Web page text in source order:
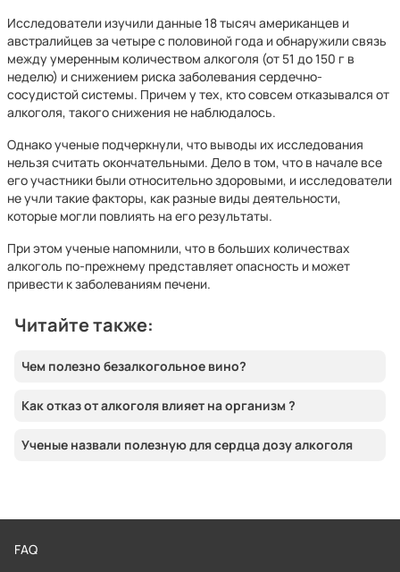
Исследователи изучили данные 18 тысяч американцев и
австралийцев за четыре с половиной года и обнаружили связь
между умеренным количеством алкоголя (от 51 до 150 г в
неделю) и снижением риска заболевания сердечно-
сосудистой системы. Причем у тех, кто совсем отказывался от
алкоголя, такого снижения не наблюдалось.
Однако ученые подчеркнули, что выводы их исследования
нельзя считать окончательными. Дело в том, что в начале все
его участники были относительно здоровыми, и исследователи
не учли такие факторы, как разные виды деятельности,
которые могли повлиять на его результаты.
При этом ученые напомнили, что в больших количествах
алкоголь по-прежнему представляет опасность и может
привести к заболеваниям печени.
Читайте также:
Чем полезно безалкогольное вино?
Как отказ от алкоголя влияет на организм ?
Ученые назвали полезную для сердца дозу алкоголя
FAQ